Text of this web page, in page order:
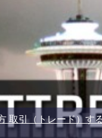
取引（トレード）す